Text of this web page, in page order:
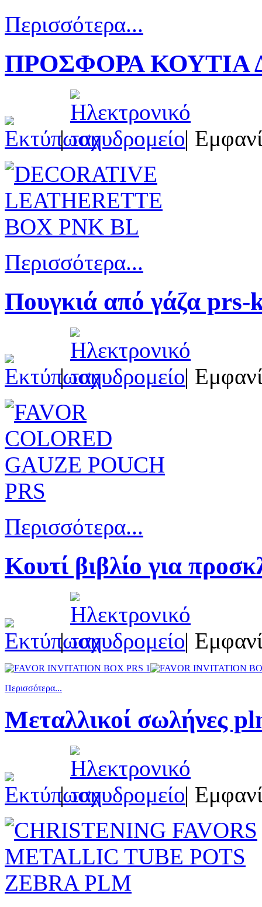
Περισσότερα...
ΠΡΟΣΦΟΡΑ ΚΟΥΤΙΑ
| |
Περισσότερα...
Πουγκιά από γάζα prs-
| |
Περισσότερα...
Κουτί βιβλίο για
| |
Περισσότερα...
Μεταλλικοί σωλήνες
| |